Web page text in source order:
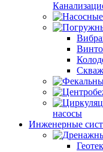
насосы
Инженерные